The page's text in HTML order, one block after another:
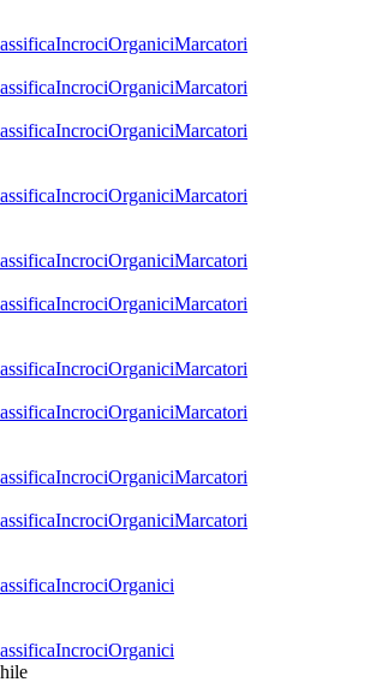
IncrociOrganiciMarcatori
IncrociOrganiciMarcatori
IncrociOrganiciMarcatori
IncrociOrganiciMarcatori
IncrociOrganiciMarcatori
IncrociOrganiciMarcatori
IncrociOrganiciMarcatori
IncrociOrganiciMarcatori
IncrociOrganiciMarcatori
IncrociOrganiciMarcatori
IncrociOrganici
IncrociOrganici